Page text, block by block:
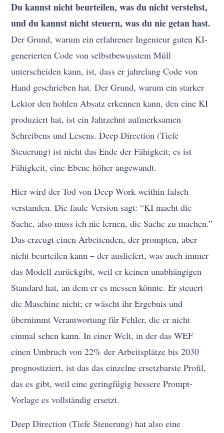
Du kannst nicht beurteilen, was du nicht verstehst,
und du kannst nicht steuern, was du nie getan hast.
Der Grund, warum ein erfahrener Ingenieur guten KI-
generierten Code von selbstbewusstem Müll
unterscheiden kann, ist, dass er jahrelang Code von
Hand geschrieben hat. Der Grund, warum ein starker
Lektor den hohlen Absatz erkennen kann, den eine KI
produziert hat, ist ein Jahrzehnt aufmerksamen
Schreibens und Lesens. Deep Direction (Tiefe
Steuerung) ist nicht das Ende der Fähigkeit; es ist
Fähigkeit, eine Ebene höher angewandt.
Hier wird der Tod von Deep Work weithin falsch
verstanden. Die faule Version sagt: “KI macht die
Sache, also muss ich nie lernen, die Sache zu machen.”
Das erzeugt einen Arbeitenden, der prompten, aber
nicht beurteilen kann – der ausliefert, was auch immer
das Modell zurückgibt, weil er keinen unabhängigen
Standard hat, an dem er es messen könnte. Er steuert
die Maschine nicht; er wäscht ihr Ergebnis und
übernimmt Verantwortung für Fehler, die er nicht
einmal sehen kann. In einer Welt, in der das WEF
einen Umbruch von 22% der Arbeitsplätze bis 2030
prognostiziert, ist das das einzelne ersetzbarste Profil,
das es gibt, weil eine geringfügig bessere Prompt-
Vorlage es vollständig ersetzt.
Deep Direction (Tiefe Steuerung) hat also eine